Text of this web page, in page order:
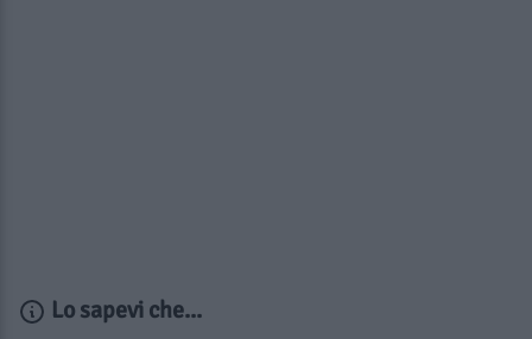
Lo sapevi che...